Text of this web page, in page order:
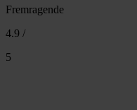
Fremragende
4.9 /
5